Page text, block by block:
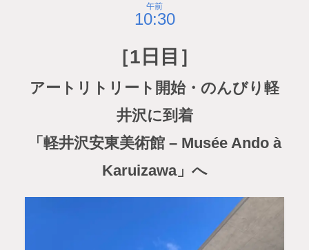
午前
［1日目］
アートリトリート開始・のんびり軽
井沢に到着
「軽井沢安東美術館 – Musée Ando à
Karuizawa」へ